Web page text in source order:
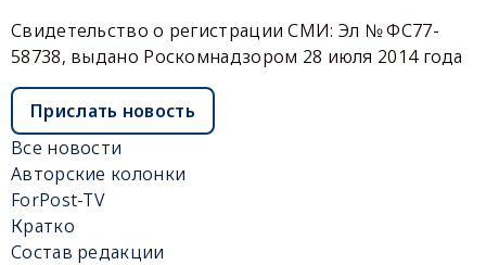
Свидетельство о регистрации СМИ: Эл № ФС77-
58738, выдано Роскомнадзором 28 июля 2014 года
Прислать новость
Все новости
Авторские колонки
ForPost-TV
Кратко
Состав редакции